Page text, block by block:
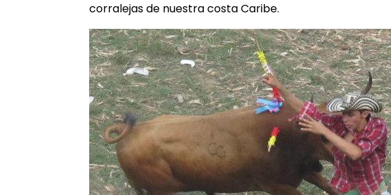
corralejas de nuestra costa Caribe.